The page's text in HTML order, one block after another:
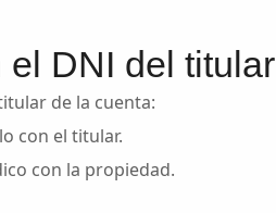
DNI del
de la cuenta:
con el titular.
con la propiedad.